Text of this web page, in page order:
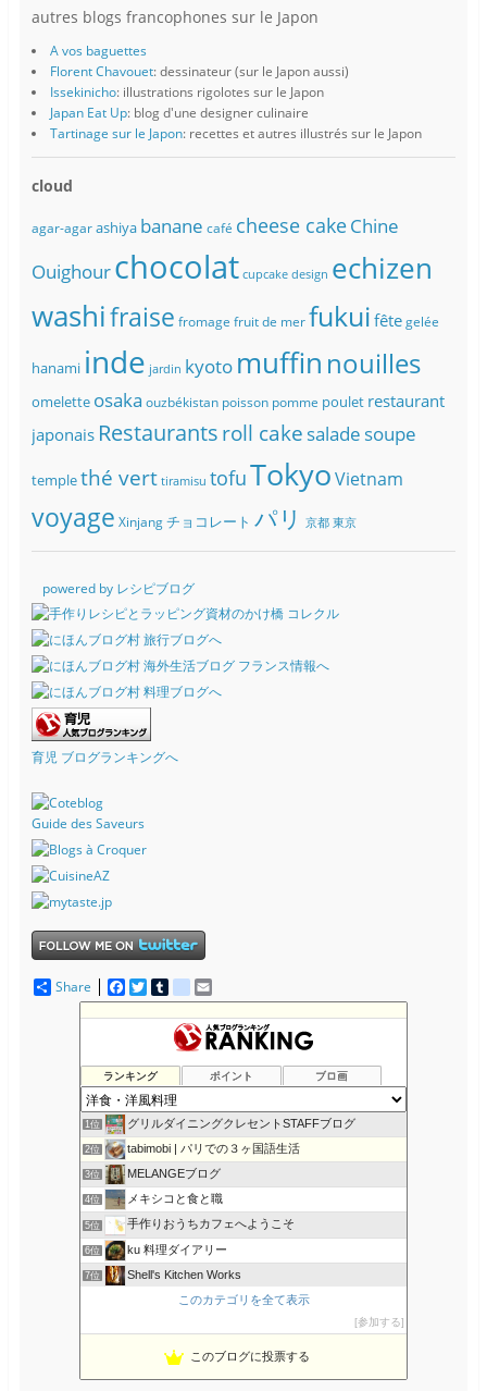
autres blogs francophones sur le Japon
A vos baguettes
Florent Chavouet: dessinateur (sur le Japon aussi)
Issekinicho: illustrations rigolotes sur le Japon
Japan Eat Up: blog d'une designer culinaire
Tartinage sur le Japon: recettes et autres illustrés sur le Japon
cloud
agar-agar ashiya banane café cheese cakeChine
Ouighourchocolat cupcake design echizen
washifraise fromage fruit de mer fukui fête gelée
hanami inde jardin kyoto muffin nouilles
omelette osaka ouzbékistan poisson pomme poulet restaurant
japonais Restaurantsroll cake salade soupe
templethé vert tiramisu tofuTokyoVietnam
voyage Xinjang チョコレート パリ 京都 東京
powered by レシピブログ
育児 ブログランキングへ
Guide des Saveurs
Share
F
a
c
o
o
k
T
w
i
e
r
T
u
m
b
d
e
l
i
c
o
u
s
m
a
i
l
ランキング ポイント ブロ画
1位 グリルダイニングクレセントSTAFFブログ
2位 tabimobi | パリでの３ヶ国語生活
3位 MELANGEブログ
4位 メキシコと食と職
5位 手作りおうちカフェへようこそ
6位 ku 料理ダイアリー
7位 Shell's Kitchen Works
彩食-SHIGURE-
アメリカでの牛肉の食べ方・お国柄の紹介
このカテゴリを全て表示
参加する
このブログに投票する